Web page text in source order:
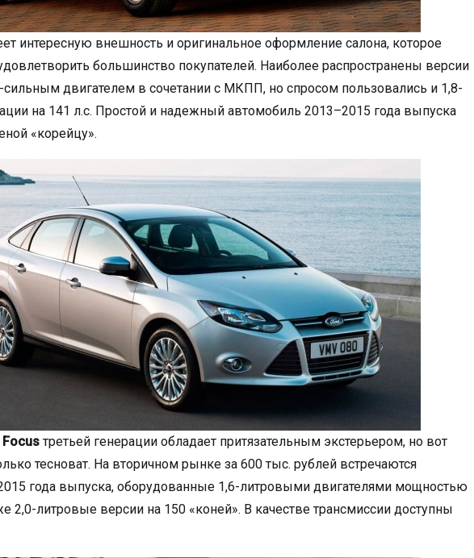
интересную внешность и оригинальное оформление салона, которое
большинство покупателей. Наиболее распространены версии
двигателем в сочетании с МКПП, но спросом пользовались и 1,8-
на 141 л.с. Простой и надежный автомобиль 2013–2015 года выпуска
«корейцу».
Focus третьей генерации обладает притязательным экстерьером, но вот
тесноват. На вторичном рынке за 600 тыс. рублей встречаются
года выпуска, оборудованные 1,6-литровыми двигателями мощностью
2,0-литровые версии на 150 «коней». В качестве трансмиссии доступны